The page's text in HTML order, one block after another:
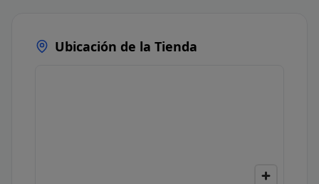
Ubicación de la Tienda